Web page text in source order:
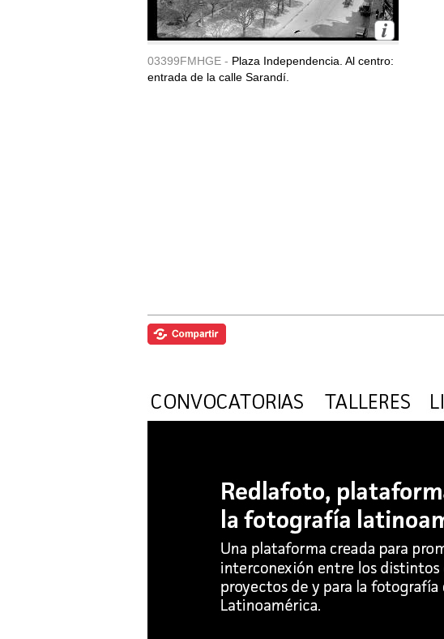
03399FMHGE - Plaza Independencia. Al centro:
entrada de la calle Sarandí.